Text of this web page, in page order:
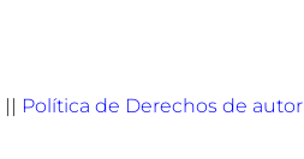
|| Política de Derechos de autor